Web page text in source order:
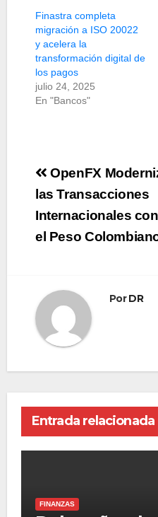
Finastra completa
migración a ISO 20022
y acelera la
transformación digital de
los pagos
julio 24, 2025
En "Bancos"
de
entradas
OpenFX
las Transacciones
Internacionales con
el Peso
PorDR
Entrada relacionada
FINANZAS